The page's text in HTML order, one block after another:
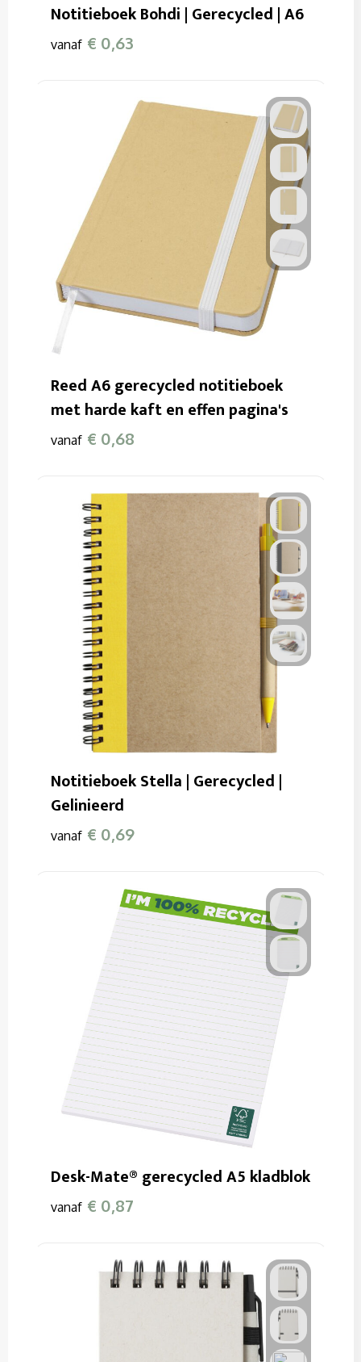
Notitieboek Bohdi | Gerecycled | A6
vanaf € 0,63
Reed A6 gerecycled notitieboek
met harde kaft en effen pagina's
vanaf € 0,68
Notitieboek Stella | Gerecycled |
Gelinieerd
vanaf € 0,69
Desk-Mate® gerecycled A5 kladblok
vanaf € 0,87